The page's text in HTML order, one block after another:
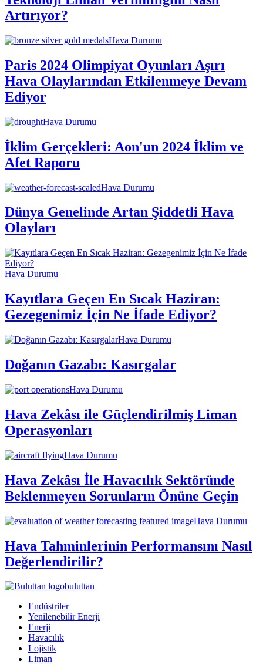
Artırıyor?
Hava Durumu
Paris 2024 Olimpiyat Oyunları Aşırı
Hava Olaylarından Etkilenmeye Devam
Ediyor
Hava Durumu
İklim Gerçekleri: Aon'un 2024 İklim ve
Afet Raporu
Hava Durumu
Dünya Genelinde Artan Şiddetli Hava
Olayları
Hava Durumu
Kayıtlara Geçen En Sıcak Haziran:
Gezegenimiz İçin Ne İfade Ediyor?
Hava Durumu
Doğanın Gazabı: Kasırgalar
Hava Durumu
Hava Zekâsı ile Güçlendirilmiş Liman
Operasyonları
Hava Durumu
Hava Zekâsı İle Havacılık Sektöründe
Beklenmeyen Sorunların Önüne Geçin
Hava Durumu
Hava Tahminlerinin Performansını Nasıl
Değerlendirilir?
buluttan
Endüstriler
Yenilenebilir Enerji
Enerji
Havacılık
Lojistik
Liman